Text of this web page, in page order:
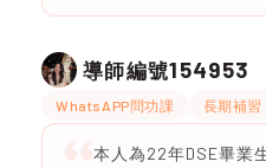
導師編號154953
WhatsAPP問功課 長期補習
本人為22年DSE畢業